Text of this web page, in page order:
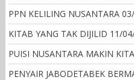
PPN KELILING NUSANTARA
KITAB YANG TAK DIJILID 11/
PUISI NUSANTARA MAKIN
PENYAIR JABODETABEK